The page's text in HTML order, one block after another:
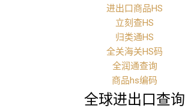
进出口商品HS
立刻查HS
归类通HS
全关海关HS码
全润通查询
商品hs编码
全球进出口查询